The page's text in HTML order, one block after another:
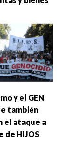
y el GEN
también
el ataque a
de HIJOS